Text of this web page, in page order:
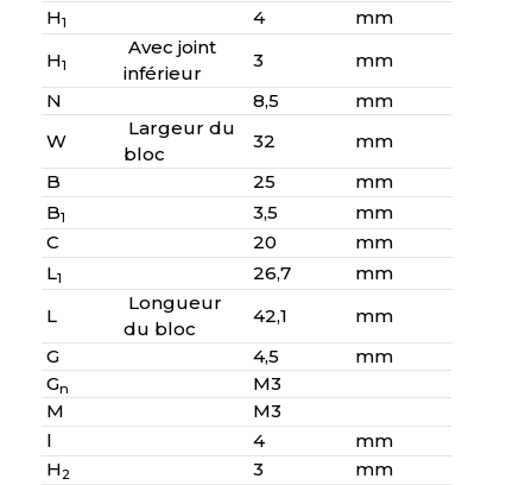
H1 4
mm
H1
Avec joint
inférieur
3
mm
N
8,5
mm
W
Largeur du
bloc
32
mm
B
25
mm
B1 3,5
mm
C
20
mm
L1 26,7
mm
L
Longueur
du bloc
42,1
mm
G
4,5
mm
Gn
M3
M
M3
l
4
mm
H2 3
mm